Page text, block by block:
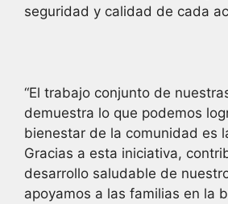
seguridad y calidad de cada
“El trabajo conjunto de
demuestra lo que podemos
bienestar de la comunidad es
Gracias a esta iniciativa,
desarrollo saludable de
apoyamos a las familias en la